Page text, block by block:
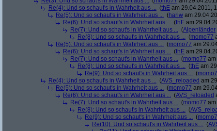
Re(4): Und so schaut's in Wahrheit aus ... (thE am 29.04.2011,
Re(5): Und so schaut's in Wahrheit aus ... (hariw am
Re(6): Und so schaut's in Wahrheit aus ... (thE am
Re(7): Und so schaut's in Wahrheit aus ... (Alpenländer
Re(8): Und so schaut's in Wahrheit aus ... (momo77
Re(5): Und so schaut's in Wahrheit aus ... (momo77 am
Re(6): Und so schaut's in Wahrheit aus ... (thE am
Re(7): Und so schaut's in Wahrheit aus ... (momo77
Re(8): Und so schaut's in Wahrheit aus ... (thE am
Re(9): Und so schaut's in Wahrheit aus ... (
Re(4): Und so schaut's in Wahrheit aus ... (AVS_reloaded am
Re(5): Und so schaut's in Wahrheit aus ... (momo77 am
Re(6): Und so schaut's in Wahrheit aus ... (AVS_reloaded
Re(7): Und so schaut's in Wahrheit aus ... (momo77
Re(8): Und so schaut's in Wahrheit aus ... (
Re(9): Und so schaut's in Wahrheit aus ... (
Re(10): Und so schaut's in Wahrheit aus ... (